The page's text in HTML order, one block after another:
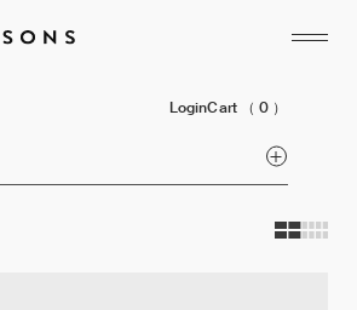
LoginCart （ 0 ）